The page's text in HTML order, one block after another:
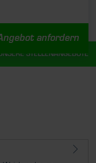
anfordern
STELLENANGEBOTE